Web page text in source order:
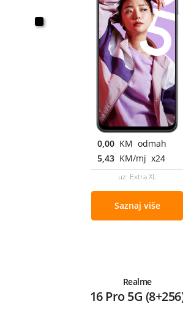
0,00 KM odmah
5,43 KM/mj x24
uz Extra XL
Saznaj više
Realme
16 Pro 5G